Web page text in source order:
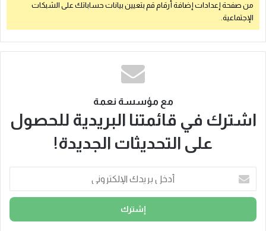
من صفحة إعدادات إضافة أرقام قم بتعيين بيانات حساباتك على الشبكات
الإجتماعية.
مع مؤسسة نعمة
اشترك في قائمتنا البريدية للحصول
على التحديثات الجديدة!
خ
ب